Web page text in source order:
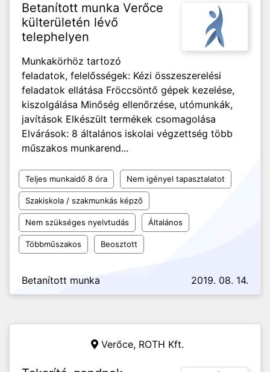
Betanított munka Verőce
külterületén lévő
telephelyen
Munkakörhöz tartozó
feladatok, felelősségek: Kézi összeszerelési
feladatok ellátása Fröccsöntő gépek kezelése,
kiszolgálása Minőség ellenőrzése, utómunkák,
javítások Elkészült termékek csomagolása
Elvárások: 8 általános iskolai végzettség több
műszakos munkarend...
Teljes munkaidő 8 óra Nem igényel tapasztalatot
Szakiskola / szakmunkás képző
Nem szükséges nyelvtudás Általános
Többműszakos Beosztott
Betanított munka 2019. 08. 14.
Verőce, ROTH Kft.